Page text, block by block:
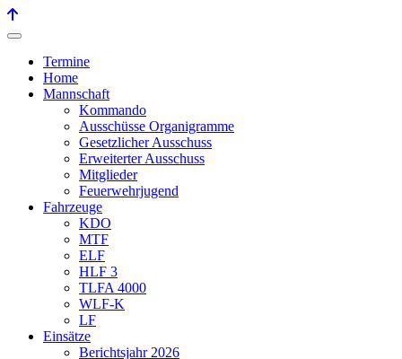
Termine
Home
Mannschaft
Kommando
Ausschüsse Organigramme
Gesetzlicher Ausschuss
Erweiterter Ausschuss
Mitglieder
Feuerwehrjugend
Fahrzeuge
KDO
MTF
ELF
HLF 3
TLFA 4000
WLF-K
LF
Einsätze
Berichtsjahr 2026